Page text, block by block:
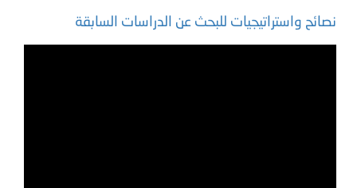
نصائح واستراتيجيات للبحث عن الدراسات السابقة